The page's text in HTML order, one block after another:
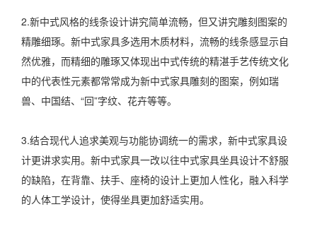
2.新中式风格的线条设计讲究简单流畅，但又讲究雕刻图案的
精雕细琢。新中式家具多选用木质材料，流畅的线条感显示自
然优雅，而精细的雕琢又体现出中式传统的精湛手艺传统文化
中的代表性元素都常常成为新中式家具雕刻的图案，例如瑞
兽、中国结、“回”字纹、花卉等等。
3.结合现代人追求美观与功能协调统一的需求，新中式家具设
计更讲求实用。新中式家具一改以往中式家具坐具设计不舒服
的缺陷，在背靠、扶手、座椅的设计上更加人性化，融入科学
的人体工学设计，使得坐具更加舒适实用。